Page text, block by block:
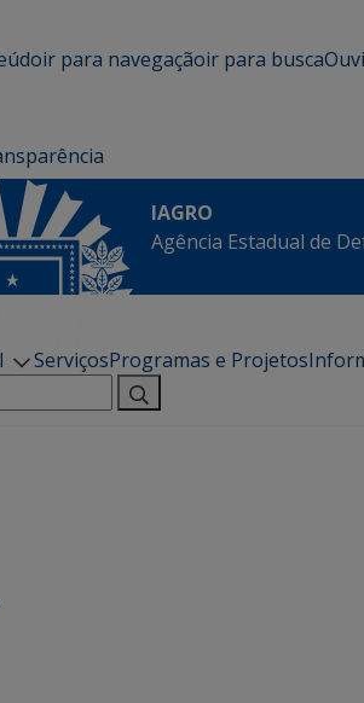
ir para navegaçãoir para busca
IAGRO
Agência Estadual de
ServiçosProgramas e Projetos